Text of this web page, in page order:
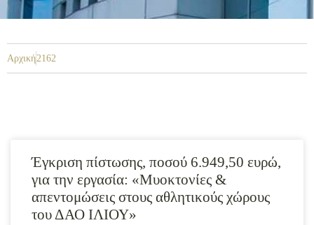
Αρχική2162
Έγκριση πίστωσης, ποσού 6.949,50 ευρώ,
για την εργασία: «Μυοκτονίες &
απεντομώσεις στους αθλητικούς χώρους
του ΔΑΟ ΙΛΙΟΥ»